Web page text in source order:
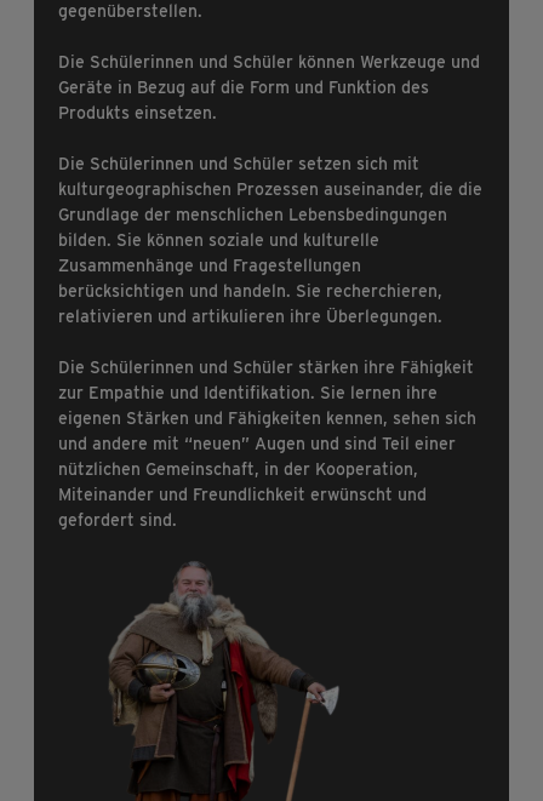
gegenüberstellen.
Die Schülerinnen und Schüler können Werkzeuge und
Geräte in Bezug auf die Form und Funktion des
Produkts einsetzen.
Die Schülerinnen und Schüler setzen sich mit
kulturgeographischen Prozessen auseinander, die die
Grundlage der menschlichen Lebensbedingungen
bilden. Sie können soziale und kulturelle
Zusammenhänge und Fragestellungen
berücksichtigen und handeln. Sie recherchieren,
relativieren und artikulieren ihre Überlegungen.
Die Schülerinnen und Schüler stärken ihre Fähigkeit
zur Empathie und Identifikation. Sie lernen ihre
eigenen Stärken und Fähigkeiten kennen, sehen sich
und andere mit “neuen” Augen und sind Teil einer
nützlichen Gemeinschaft, in der Kooperation,
Miteinander und Freundlichkeit erwünscht und
gefordert sind.